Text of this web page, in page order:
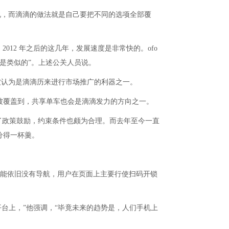
而滴滴的做法就是自己要把不同的选项全部覆
年之后的这几年，发展速度是非常快的。ofo
类似的”。上述公关人员说。
为是滴滴历来进行市场推广的利器之一。
盖到，共享单车也会是滴滴发力的方向之一。
策鼓励，约束条件也颇为合理。而去年至今一直
一杯羹。
依旧没有导航，用户在页面上主要行使扫码开锁
上，”他强调，“毕竟未来的趋势是，人们手机上